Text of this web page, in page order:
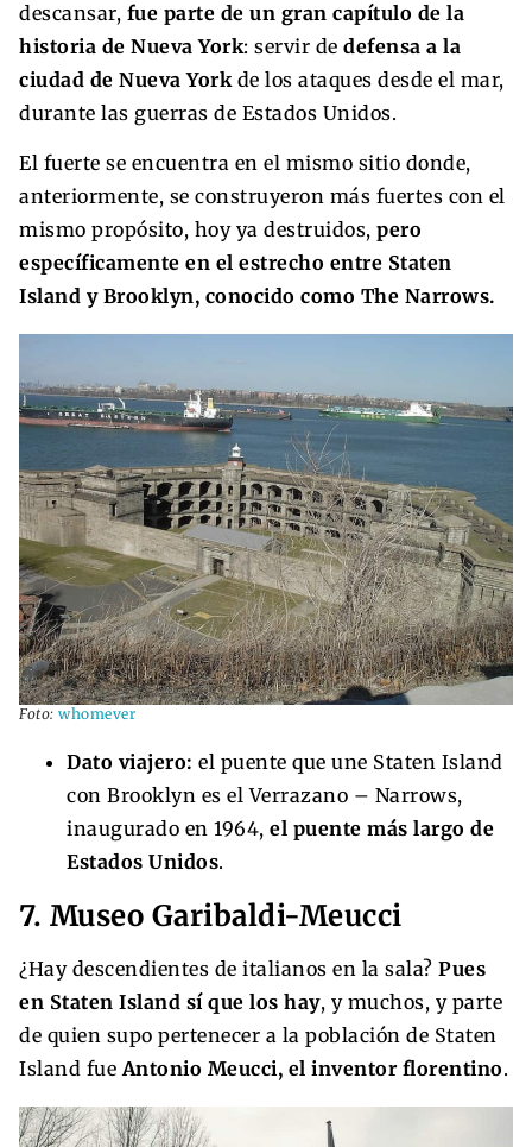
descansar, fue parte de un gran capítulo de la
historia de Nueva York: servir de defensa a la
ciudad de Nueva York de los ataques desde el mar,
durante las guerras de Estados Unidos.
El fuerte se encuentra en el mismo sitio donde,
anteriormente, se construyeron más fuertes con el
mismo propósito, hoy ya destruidos, pero
específicamente en el estrecho entre Staten
Island y Brooklyn, conocido como The Narrows.
Foto: whomever
Dato viajero: el puente que une Staten Island
con Brooklyn es el Verrazano – Narrows,
inaugurado en 1964, el puente más largo de
Estados Unidos.
7. Museo Garibaldi-Meucci
¿Hay descendientes de italianos en la sala? Pues
en Staten Island sí que los hay, y muchos, y parte
de quien supo pertenecer a la población de Staten
Island fueAntonio Meucci, el inventor florentino.